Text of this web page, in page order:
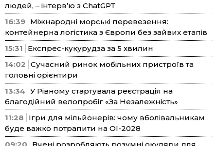
людей, – інтерв’ю з ChatGPT
16:39 Міжнародні морські перевезення:
контейнерна логістика з Європи без зайвих етапів
15:31
Експрес-кукурудза за 5 хвилин
14:02 Сучасний ринок мобільних пристроїв та
головні орієнтири
13:34 У Рівному стартувала реєстрація на
благодійний велопробіг «За Незалежність»
11:28
Ігри для мільйонерів: чому вболівальникам
буде важко потрапити на ОІ-2028